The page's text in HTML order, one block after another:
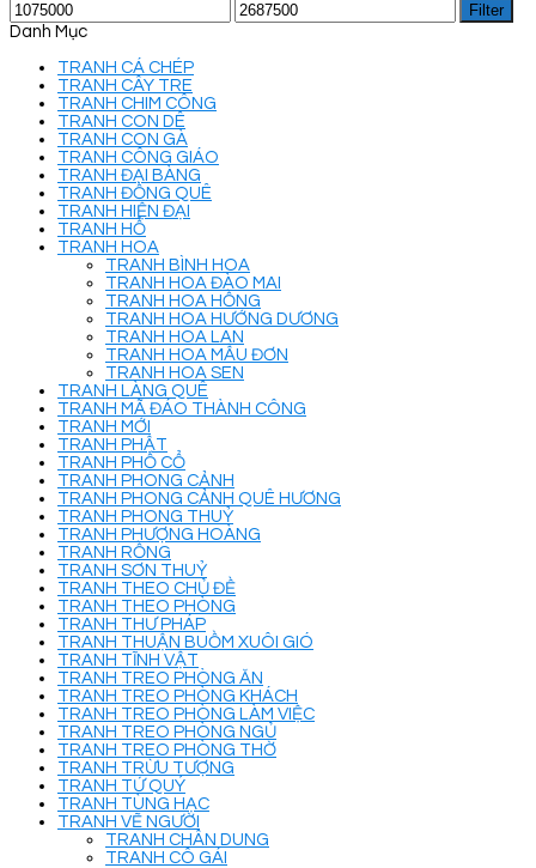
Filter
Danh Mục
TRANH CÁ CHÉP
TRANH CÂY TRE
TRANH CHIM CÔNG
TRANH CON DÊ
TRANH CON GÀ
TRANH CÔNG GIÁO
TRANH ĐẠI BÀNG
TRANH ĐỒNG QUÊ
TRANH HIỆN ĐẠI
TRANH HỔ
TRANH HOA
TRANH BÌNH HOA
TRANH HOA ĐÀO MAI
TRANH HOA HỒNG
TRANH HOA HƯỚNG DƯƠNG
TRANH HOA LAN
TRANH HOA MẪU ĐƠN
TRANH HOA SEN
TRANH LÀNG QUÊ
TRANH MÃ ĐÁO THÀNH CÔNG
TRANH MỚI
TRANH PHẬT
TRANH PHỐ CỔ
TRANH PHONG CẢNH
TRANH PHONG CẢNH QUÊ HƯƠNG
TRANH PHONG THUỶ
TRANH PHƯỢNG HOÀNG
TRANH RỒNG
TRANH SƠN THUỶ
TRANH THEO CHỦ ĐỀ
TRANH THEO PHÒNG
TRANH THƯ PHÁP
TRANH THUẬN BUỒM XUÔI GIÓ
TRANH TĨNH VẬT
TRANH TREO PHÒNG ĂN
TRANH TREO PHÒNG KHÁCH
TRANH TREO PHÒNG LÀM VIỆC
TRANH TREO PHÒNG NGỦ
TRANH TREO PHÒNG THỜ
TRANH TRỪU TƯỢNG
TRANH TỨ QUÝ
TRANH TÙNG HẠC
TRANH VẼ NGƯỜI
TRANH CHÂN DUNG
TRANH CÔ GÁI